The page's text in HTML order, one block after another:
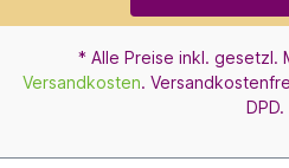
* Alle Preise inkl. gesetzl.
Versandkosten.
DPD.